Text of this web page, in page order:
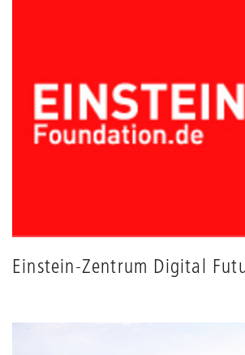
Einstein-Zentrum Digital